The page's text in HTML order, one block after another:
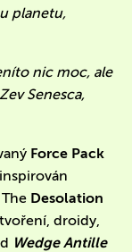
planetu,
nic moc, ale
Senesca,
Force Pack
Desolation
droidy,
Wedge Antille